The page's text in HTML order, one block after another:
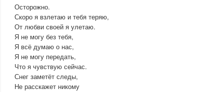
Осторожно.
Скоро я взлетаю и тебя теряю,
От любви своей я улетаю.
Я не могу без тебя,
Я всё думаю о нас,
Я не могу передать,
Что я чувствую сейчас.
Снег заметёт следы,
Не расскажет никому